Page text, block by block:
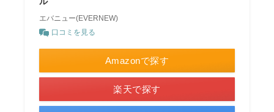
エバニュー(EVERNEW)
口コミを見る
Amazonで探す
楽天で探す